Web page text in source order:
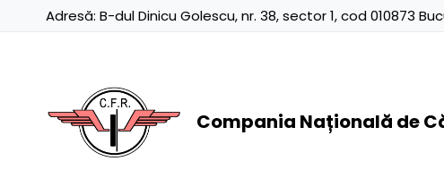
Adresă: B-dul Dinicu Golescu, nr. 38, sector 1, cod 010873
Compania Națională de